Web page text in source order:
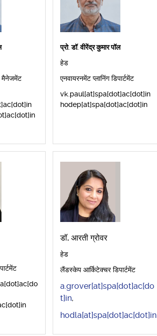
मैनेजमेंट
प्रो. डॉ. वीरेंद्र कुमार पॉल
हेड
एनवायरनमेंट प्लानिंग डिपार्टमेंट
vk.paul[at]spa[dot]ac[dot]in
hodep[at]spa[dot]ac[dot]in
डॉ. आरती ग्रोवर
हेड
लैंडस्केप आर्किटेक्चर डिपार्टमेंट
a.grover[at]spa[dot]ac[do
t]in,
hodla[at]spa[dot]ac[dot]in